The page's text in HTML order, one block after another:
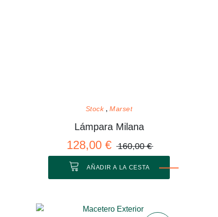
Stock Marset
Lámpara Milana
128,00 € 160,00 €
AÑADIR A LA CESTA